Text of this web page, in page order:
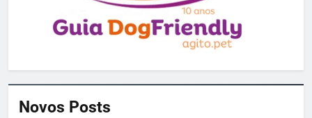
Novos Posts